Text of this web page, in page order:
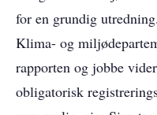
for en grundig
Klima- og
rapporten og jobbe
obligatorisk